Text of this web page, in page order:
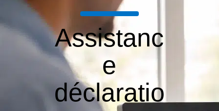
Assistanc
e
déclaratio